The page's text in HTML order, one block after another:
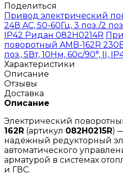
Поделиться
Привод электрический
24В AC, 50-60Гц, 3 поз./2
IP42 Ридан 082H0214R
поворотный AMB-162R
поз., 5Вт, 10Нм, 60с/90°, II,
Характеристики
Описание
Отзывы
Доставка
Описание
Электрический
162R (артикул 082H0215R)
надёжный редукторный
автоматического
арматурой в системах
и ГВС.